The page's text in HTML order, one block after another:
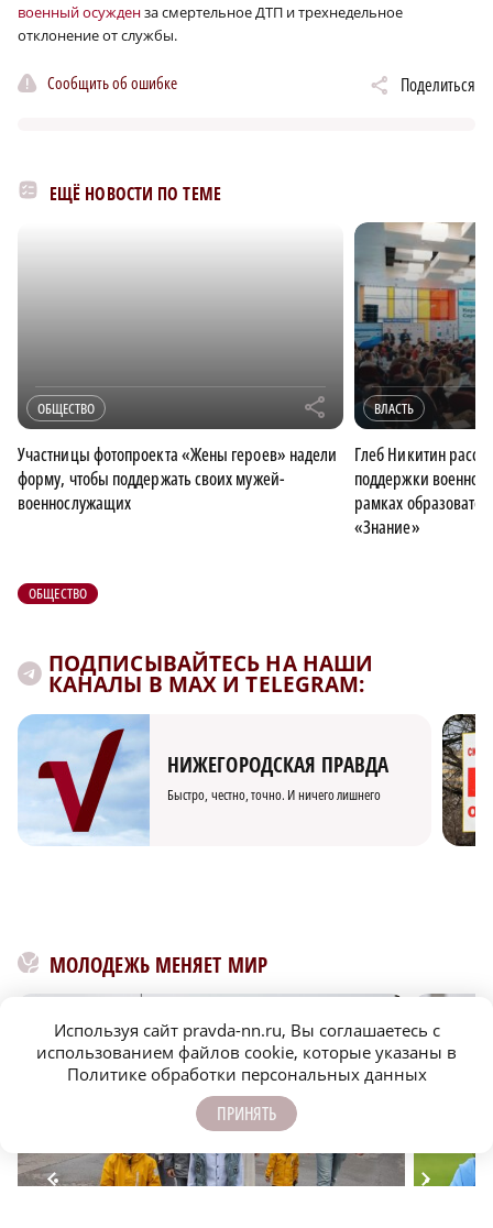
военный осужденза смертельное ДТП и трехнедельное
отклонение от службы.
Сообщить об ошибке Поделиться
ЕЩЁ НОВОСТИ ПО ТЕМЕ
ОБЩЕСТВО r
Участницы фотопроекта «Жены героев» надели
форму, чтобы поддержать своих мужей-
военнослужащих
ВЛАСТЬ
Глеб Никитин
поддержки
рамках
«Знание»
ОБЩЕСТВО
ПОДПИСЫВАЙТЕСЬ НА НАШИ
КАНАЛЫ В MAX И TELEGRAM:
НИЖЕГОРОДСКАЯ ПРАВДА
Быстро, честно, точно. И ничего лишнего
МОЛОДЕЖЬ МЕНЯЕТ МИР
Используя сайт pravda-nn.ru, Вы соглашаетесь с
использованием файлов cookie, которые указаны в
Политике обработки персональных данных
ПРИНЯТЬ